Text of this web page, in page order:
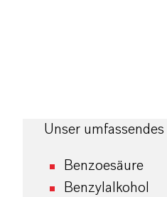
Unser
Benzoesäure
Benzylalkohol